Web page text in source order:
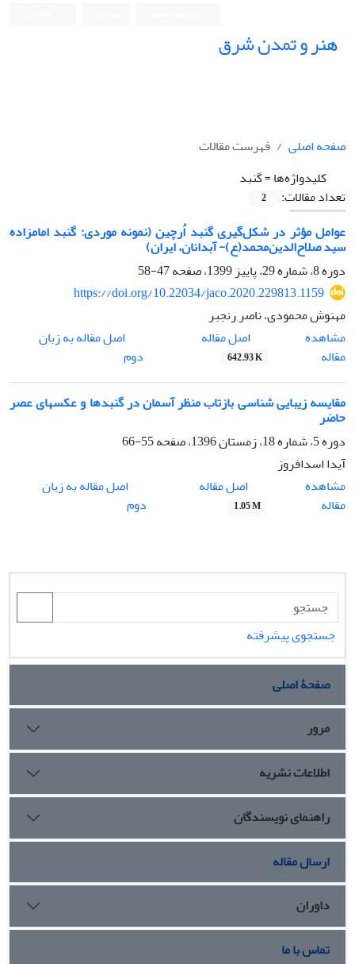
هنر و تمدن شرق
صفحه اصلی
فهرست مقالات
کلیدواژه‌ها =گنبد
تعداد مقالات:
2
عوامل مؤثر در شکل‌گیری گنبد اُرچین (نمونه موردی: گنبد امامزاده
سید صلاح‌الدین‌محمد(ع)- آبدانان، ایران)
دوره 8، شماره 29، پاییز 1399، صفحه
47-58
https://doi.org/10.22034/jaco.2020.229813.1159
مهنوش محمودی، ناصر رنجبر
مشاهده
مقاله
اصل مقاله
642.93 K
اصل مقاله به زبان
دوم
مقایسه زیبایی ‏شناسی بازتاب منظر آسمان در گنبدها و عکس‏های عصر
حاضر
دوره 5، شماره 18، زمستان 1396، صفحه
55-66
آیدا اسدافروز
مشاهده
مقاله
اصل مقاله
1.05 M
اصل مقاله به زبان
دوم
جستجوی پیشرفته
صفحۀ اصلی
مرور
اطلاعات نشریه
راهنمای نویسندگان
ارسال مقاله
داوران
تماس با ما